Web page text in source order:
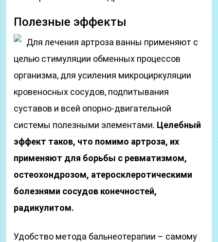
Полезные эффекты
Для лечения артроза ванны применяют с
целью стимуляции обменных процессов
организма, для усиления микроциркуляции
кровеносных сосудов, подпитывания
суставов и всей опорно-двигательной
системы полезными элементами. Целебный
эффект таков, что помимо артроза, их
применяют для борьбы с ревматизмом,
остеохондрозом, атеросклеротическими
болезнями сосудов конечностей,
радикулитом.
Удобство метода бальнеотерапии – самому